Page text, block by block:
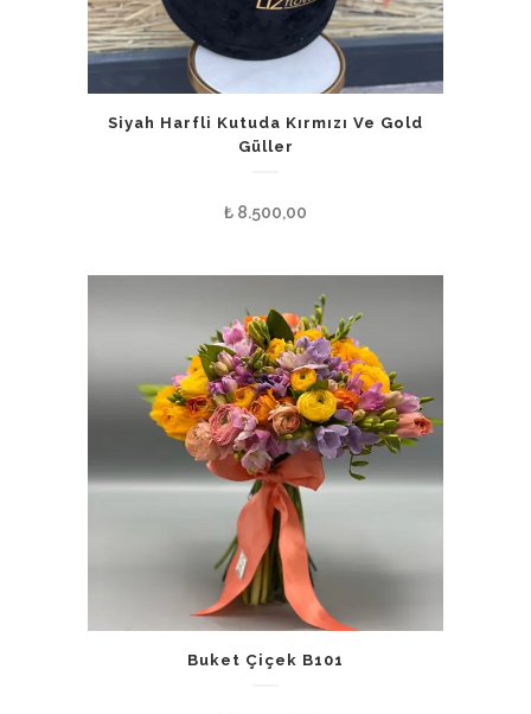
Siyah Harfli Kutuda Kırmızı Ve Gold
Güller
₺ 8.500,00
Buket Çiçek B101